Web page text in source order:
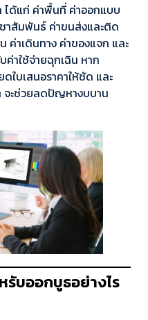
ได้แก่ ค่าพื้นที่ ค่าออกแบบ
าสัมพันธ์ ค่าขนส่งและติด
ค่าเดินทาง ค่าของแจก และ
ค่าใช้จ่ายฉุกเฉิน หาก
ใบเสนอราคาให้ชัด และ
จะช่วยลดปัญหางบบาน
บออกบูธอย่างไร